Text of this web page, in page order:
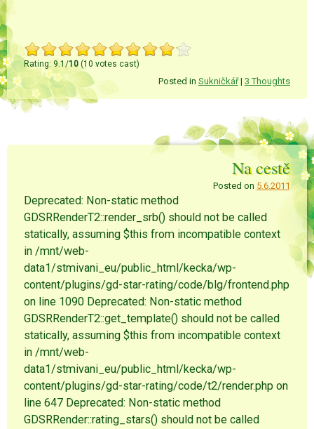
Rating: 9.1/10 (10 votes cast)
Posted in Sukničkář | 3 Thoughts
Na cestě
Posted on 5.6.2011
Deprecated: Non-static method
GDSRRenderT2::render_srb() should not be called
statically, assuming $this from incompatible context
in /mnt/web-
data1/stmivani_eu/public_html/kecka/wp-
content/plugins/gd-star-rating/code/blg/frontend.php
on line 1090 Deprecated: Non-static method
GDSRRenderT2::get_template() should not be called
statically, assuming $this from incompatible context
in /mnt/web-
data1/stmivani_eu/public_html/kecka/wp-
content/plugins/gd-star-rating/code/t2/render.php on
line 647 Deprecated: Non-static method
GDSRRender::rating_stars() should not be called